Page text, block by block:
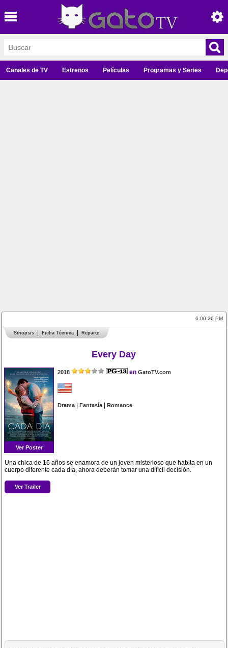
Canales de TV Estrenos Películas Programas y Series
6:00:27 PM
Sinopsis Ficha Técnica Reparto
Every Day
Ver Poster
2018 en GatoTV.com
Drama|Fantasía|Romance
Una chica de 16 años se enamora de un joven misterioso que habita en un
cuerpo diferente cada día, ahora deberán tomar una difícil decisión.
Ver Trailer